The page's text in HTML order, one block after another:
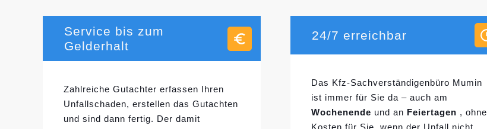
Service bis zum
Gelderhalt
Zahlreiche Gutachter erfassen Ihren
Unfallschaden, erstellen das Gutachten
und sind dann fertig. Der damit
24/7 erreichbar
Das Kfz-Sachverständigenbüro Mumin
ist immer für Sie da – auch am
Wochenende und an Feiertagen , ohne